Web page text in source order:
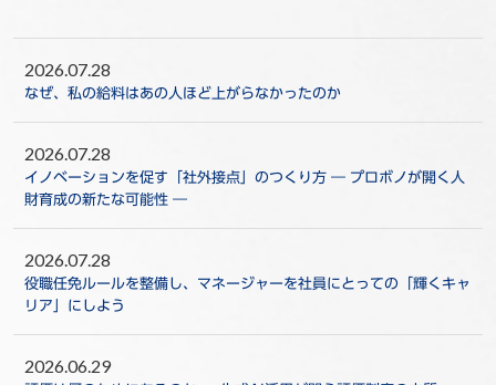
2026.07.28
なぜ、私の給料はあの人ほど上がらなかったのか
2026.07.28
イノベーションを促す「社外接点」のつくり方 ― プロボノが開く人
財育成の新たな可能性 ―
2026.07.28
役職任免ルールを整備し、マネージャーを社員にとっての「輝くキャ
リア」にしよう
2026.06.29